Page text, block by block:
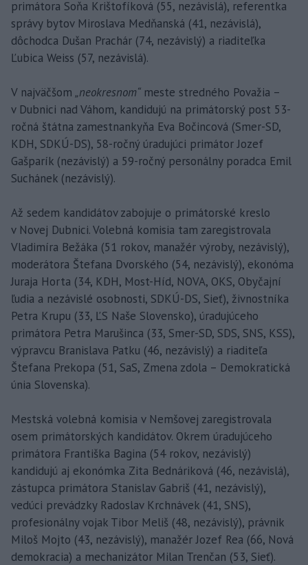
primátora Soňa Krištofíková (55, nezávislá), referentka
správy bytov Miroslava Medňanská (41, nezávislá),
dôchodca Dušan Prachár (74, nezávislý) a riaditeľka
Ľubica Weiss (57, nezávislá).
V najväčšom „neokresnom“ meste stredného Považia –
v Dubnici nad Váhom, kandidujú na primátorský post 53-
ročná štátna zamestnankyňa Eva Bočincová (Smer-SD,
KDH, SDKÚ-DS), 58-ročný úradujúci primátor Jozef
Gašparík (nezávislý) a 59-ročný personálny poradca Emil
Suchánek (nezávislý).
Až sedem kandidátov zabojuje o primátorské kreslo
v Novej Dubnici. Volebná komisia tam zaregistrovala
Vladimíra Bežáka (51 rokov, manažér výroby, nezávislý),
moderátora Štefana Dvorského (54, nezávislý), ekonóma
Juraja Horta (34, KDH, Most-Híd, NOVA, OKS, Obyčajní
ľudia a nezávislé osobnosti, SDKÚ-DS, Sieť), živnostníka
Petra Krupu (33, ĽS Naše Slovensko), úradujúceho
primátora Petra Marušinca (33, Smer-SD, SDS, SNS, KSS),
výpravcu Branislava Patku (46, nezávislý) a riaditeľa
Štefana Prekopa (51, SaS, Zmena zdola – Demokratická
únia Slovenska).
Mestská volebná komisia v Nemšovej zaregistrovala
osem primátorských kandidátov. Okrem úradujúceho
primátora Františka Bagina (54 rokov, nezávislý)
kandidujú aj ekonómka Zita Bednáriková (46, nezávislá),
zástupca primátora Stanislav Gabriš (41, nezávislý),
vedúci prevádzky Radoslav Krchnávek (41, SNS),
profesionálny vojak Tibor Meliš (48, nezávislý), právnik
Miloš Mojto (43, nezávislý), manažér Jozef Rea (66, Nová
demokracia) a mechanizátor Milan Trenčan (53, Sieť).